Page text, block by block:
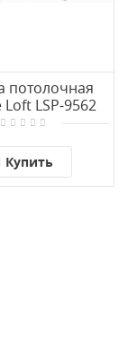
потолочная
Loft LSP-9562
Купить